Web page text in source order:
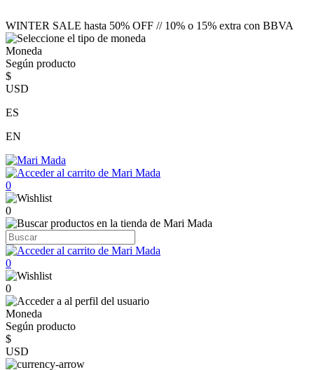
WINTER SALE hasta 50% OFF // 10% o 15% extra con BBVA
Moneda
Según producto
$
USD
ES
EN
0
0
0
0
Moneda
Según producto
$
USD